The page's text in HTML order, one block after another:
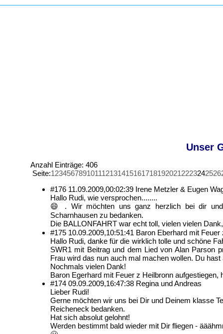
Unser
Anzahl Einträge: 406
Seite:1234567891011121314151617181920212223242526
#176 11.09.2009,00:02:39 Irene Metzler & Eugen
Hallo Rudi, wie versprochen........
😄 . Wir möchten uns ganz herzlich bei dir und
Scharnhausen zu bedanken.
Die BALLONFAHRT war echt toll, vielen vielen
#175 10.09.2009,10:51:41 Baron Eberhard mit Feuer
Hallo Rudi, danke für die wirklich tolle und schöne
SWR1 mit Beitrag und dem Lied von Alan Parson
Frau wird das nun auch mal machen wollen. Du
Nochmals vielen Dank!
Baron Egerhard mit Feuer z Heilbronn
#174 09.09.2009,16:47:38 Regina und Andreas
Lieber Rudi!
Gerne möchten wir uns bei Dir und Deinem klasse
Reicheneck bedanken.
Hat sich absolut gelohnt!
Werden bestimmt bald wieder mit Dir fliegen -